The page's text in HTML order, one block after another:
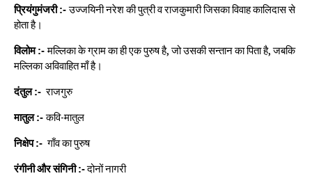
प्रियंगुमंजरी:- उज्जयिनी नरेश की पुत्री व राजकुमारी जिसका विवाह कालिदास से
होता है।
विलोम:- मल्लिका के ग्राम का ही एक पुरुष है, जो उसकी सन्तान का पिता है, जबकि
मल्लिका अविवाहित माँ है।
दंतुल:- राजगुरु
मातुल:- कवि-मातुल
निक्षेप:- गाँव का पुरुष
रंगीनी और संगिनी:-दोनों नागरी